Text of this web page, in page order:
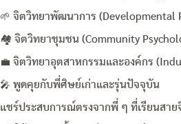
🌱 จิตวิทยาพัฒนาการ (Developmental
🏘️ จิตวิทยาชุมชน (Community
💼 จิตวิทยาอุตสาหกรรมและองค์กร
🎤 พูดคุยกับพี่ศิษย์เก่าและรุ่นปัจจุบัน
แชร์ประสบการณ์ตรงจากพี่ ๆ ที่เรียนสาย